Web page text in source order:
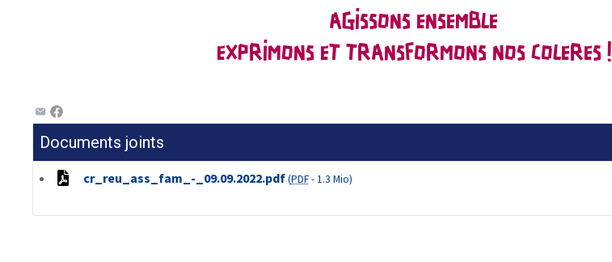
AGISSONS ENSEMBLE
EXPRIMONS ET TRANSFORMONS NOS COLERES !
Documents joints
cr_reu_ass_fam_-_09.09.2022.pdf(PDF-1.3 Mio)